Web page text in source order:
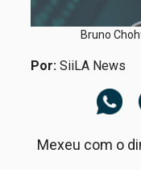
Bruno
Por: SiiLA News
Mexeu com o